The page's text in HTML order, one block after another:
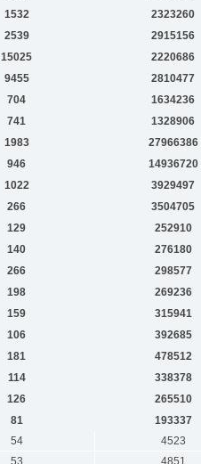
1532
2323260
2539
2915156
15025
2220686
9455
2810477
704
1634236
741
1328906
1983
27966386
946
14936720
1022
3929497
266
3504705
129
252910
140
276180
266
298577
198
269236
159
315941
106
392685
181
478512
114
338378
126
265510
81
193337
54
4523
53
4851